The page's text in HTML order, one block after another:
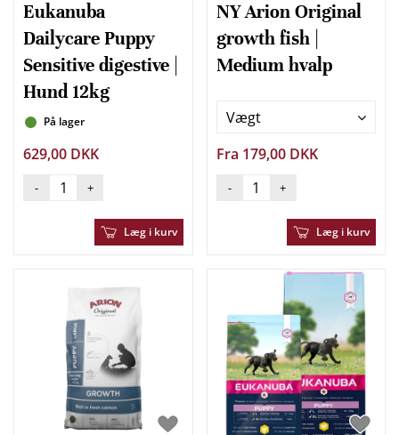
Eukanuba
Dailycare Puppy
Sensitive digestive |
Hund 12kg
På lager
629,00 DKK
- +
Læg i kurv
NY Arion Original
growth fish |
Medium hvalp
Vægt
Fra 179,00 DKK
- +
Læg i kurv